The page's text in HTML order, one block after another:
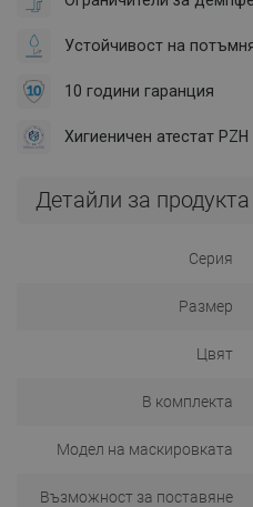
Устойчивост на
10 години гаранция
Хигиеничен атестат PZH
Детайли за продукта
Серия
Размер
Цвят
В комплекта
Модел на маскировката
Възможност за поставяне